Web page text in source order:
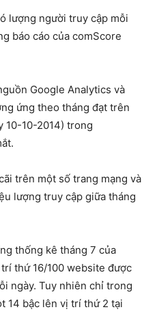
lượng người truy cập mỗi
báo cáo của comScore
Google Analytics và
ứng theo tháng đạt trên
10-10-2014) trong
trên một số trang mạng và
lượng truy cập giữa tháng
thống kê tháng 7 của
thứ 16/100 website được
ngày. Tuy nhiên chỉ trong
14 bậc lên vị trí thứ 2 tại